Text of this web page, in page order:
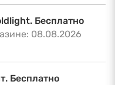
Бесплатно
08.08.2026
Бесплатно